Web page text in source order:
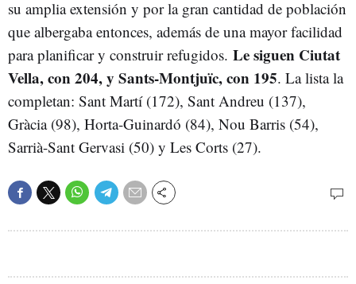
su amplia extensión y por la gran cantidad de población
que albergaba entonces, además de una mayor facilidad
para planificar y construir refugidos. Le siguen Ciutat
Vella, con 204, y Sants-Montjuïc, con 195. La lista la
completan: Sant Martí (172), Sant Andreu (137),
Gràcia (98), Horta-Guinardó (84), Nou Barris (54),
Sarrià-Sant Gervasi (50) y Les Corts (27).